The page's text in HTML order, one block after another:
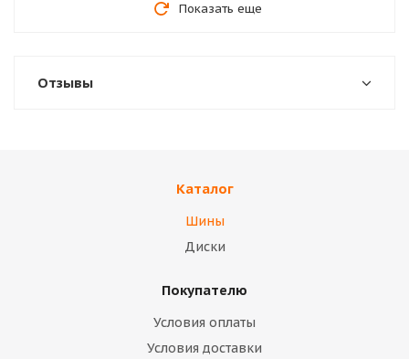
Показать еще
Отзывы
Каталог
Шины
Диски
Покупателю
Условия оплаты
Условия доставки